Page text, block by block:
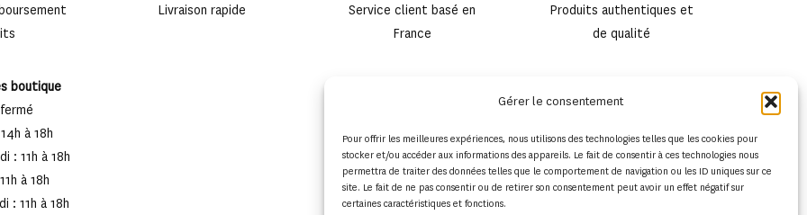
Gérer le consentement
Pour offrir les meilleures expériences, nous utilisons des technologies telles que les cookies pour
stocker et/ou accéder aux informations des appareils. Le fait de consentir à ces technologies nous
permettra de traiter des données telles que le comportement de navigation ou les ID uniques sur ce
site. Le fait de ne pas consentir ou de retirer son consentement peut avoir un effet négatif sur
certaines caractéristiques et fonctions.
Livraison rapide
Service client basé en
France
Produits authentiques et
de qualité
boutique
à 18h
: 11h à 18h
à 18h
: 11h à 18h